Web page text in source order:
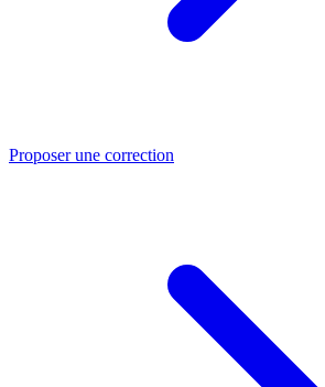
Proposer une correction